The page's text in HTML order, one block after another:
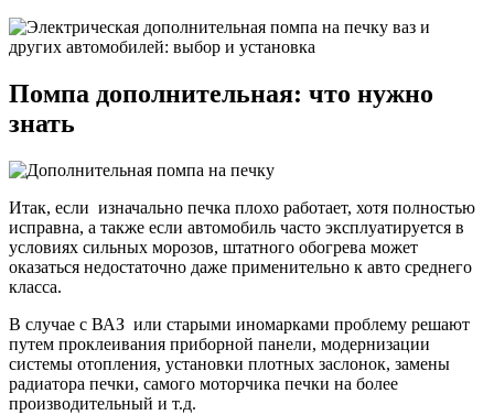
Помпа дополнительная: что нужно
знать
Итак, если изначально печка плохо работает, хотя полностью
исправна, а также если автомобиль часто эксплуатируется в
условиях сильных морозов, штатного обогрева может
оказаться недостаточно даже применительно к авто среднего
класса.
В случае с ВАЗ или старыми иномарками проблему решают
путем проклеивания приборной панели, модернизации
системы отопления, установки плотных заслонок, замены
радиатора печки, самого моторчика печки на более
производительный и т.д.